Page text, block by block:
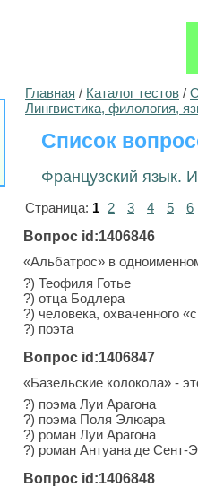
Главная / Каталог тестов /
Лингвистика, филология,
Список
Французский язык.
Страница: 1 2 3 4 5
6
Вопрос id:1406846
«Альбатрос» в
?) Теофиля Готье
?) отца Бодлера
?) человека, охваченного
?) поэта
Вопрос id:1406847
«Базельские колокола» -
?) поэма Луи Арагона
?) поэма Поля Элюара
?) роман Луи Арагона
?) роман Антуана де Сент-
Вопрос id:1406848